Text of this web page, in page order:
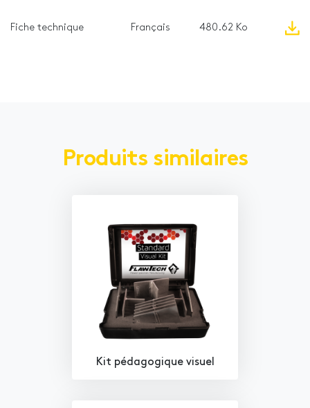
Fiche technique Français 480.62 Ko
Produits similaires
Kit pédagogique visuel